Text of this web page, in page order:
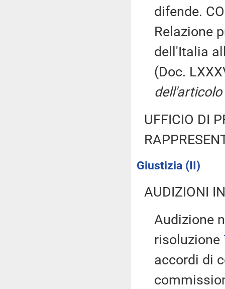
difende.
Relazione
dell'Italia
(Doc.
UFFICIO DI
Giustizia (II)
AUDIZIONI
Audizione
risoluzione
accordi di